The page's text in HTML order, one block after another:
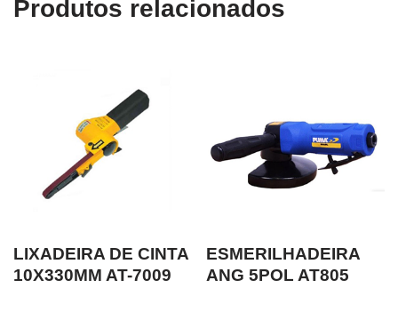
Produtos relacionados
LIXADEIRA DE CINTA
10X330MM AT-7009
ESMERILHADEIRA
ANG 5POL AT805